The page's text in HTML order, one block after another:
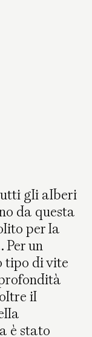
gli alberi
da questa
per la
un
tipo di vite
il
è stato